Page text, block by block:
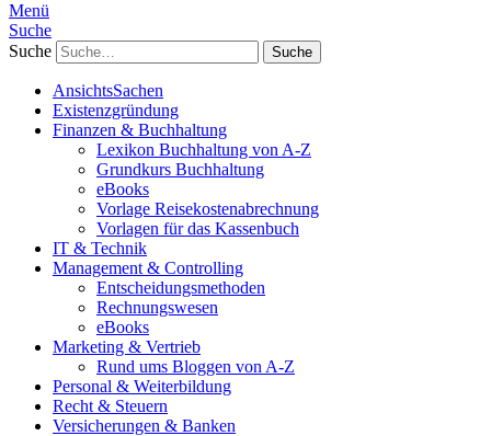
Menü
Suche
Suche
AnsichtsSachen
Existenzgründung
Finanzen & Buchhaltung
Lexikon Buchhaltung von A-Z
Grundkurs Buchhaltung
eBooks
Vorlage Reisekostenabrechnung
Vorlagen für das Kassenbuch
IT & Technik
Management & Controlling
Entscheidungsmethoden
Rechnungswesen
eBooks
Marketing & Vertrieb
Rund ums Bloggen von A-Z
Personal & Weiterbildung
Recht & Steuern
Versicherungen & Banken